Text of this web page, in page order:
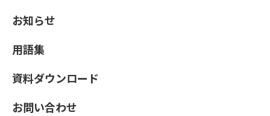
お知らせ
用語集
資料ダウンロード
お問い合わせ